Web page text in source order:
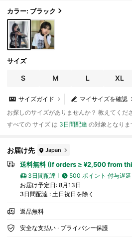
カラー: ブラック
サイズ
S M L XL
マイサイズを確認
サイズガイド
お探しのサイズがありませんか？ 教えてくだ
すべての サイズ は 3日間配達 の対象となりま
お届け先 Japan
送料無料 (If orders ≥ ¥2,500 from
3日間配達
500 ポイント 付与遅延
お届け予定日: 8月13日
3日間配達 : 土日祝日を除く
返品無料
安全な支払い · プライバシー保護